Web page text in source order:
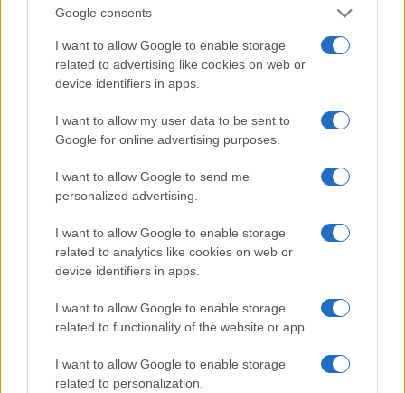
Google consents
I want to allow Google to enable storage
related to advertising like cookies on web or
device identifiers in apps.
I want to allow my user data to be sent to
Google for online advertising purposes.
I want to allow Google to send me
personalized advertising.
I want to allow Google to enable storage
related to analytics like cookies on web or
device identifiers in apps.
I want to allow Google to enable storage
related to functionality of the website or app.
I want to allow Google to enable storage
related to personalization.
Alma Virág, Árki Lili Katalin és Nagy-Jancsó Júlia elárulták,
Hamupipőke története mindhármuk gyermekkorában
meghatározó volt, a felkészülési folyamattal kapcsolatban
pedig kiemelték: jelentős feladat lesz számukra, hogy
megtalálják, mitől lesz Hamupipőke egyszerre hercegnő és
hétköznapi ember. A három fiatal művész számára
biztonságérzetet ad, hogy évek óta együtt dolgoznak
együtt az SZFE-n, így a közös munka is gördülékenyen folyik
Fotó: Janus Erika
2024/2025-ÖS ÉVAD BERZSENYI KRISZTINA